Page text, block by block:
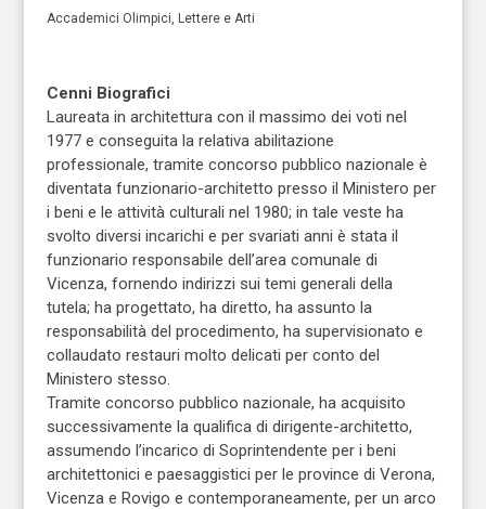
Accademici Olimpici, Lettere e Arti
Cenni Biografici
Laureata in architettura con il massimo dei voti nel
1977 e conseguita la relativa abilitazione
professionale, tramite concorso pubblico nazionale è
diventata funzionario-architetto presso il Ministero per
i beni e le attività culturali nel 1980; in tale veste ha
svolto diversi incarichi e per svariati anni è stata il
funzionario responsabile dell’area comunale di
Vicenza, fornendo indirizzi sui temi generali della
tutela; ha progettato, ha diretto, ha assunto la
responsabilità del procedimento, ha supervisionato e
collaudato restauri molto delicati per conto del
Ministero stesso.
Tramite concorso pubblico nazionale, ha acquisito
successivamente la qualifica di dirigente-architetto,
assumendo l’incarico di Soprintendente per i beni
architettonici e paesaggistici per le province di Verona,
Vicenza e Rovigo e contemporaneamente, per un arco